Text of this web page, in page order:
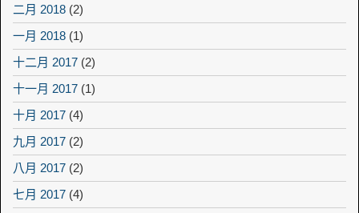
二月 2018 (2)
一月 2018 (1)
十二月 2017 (2)
十一月 2017 (1)
十月 2017 (4)
九月 2017 (2)
八月 2017 (2)
七月 2017 (4)